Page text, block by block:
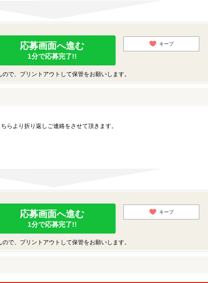
応募画面へ進む
1分で応募完了!!
キープ
で、プリントアウトして保管をお願いします。
らより折り返しご連絡をさせて頂きます。
応募画面へ進む
1分で応募完了!!
キープ
で、プリントアウトして保管をお願いします。